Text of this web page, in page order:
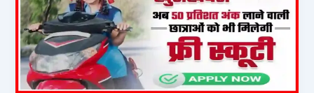
बड़ा
बदलाव,
हिट
एंड
रन